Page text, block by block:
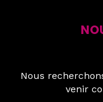
Nous
venir